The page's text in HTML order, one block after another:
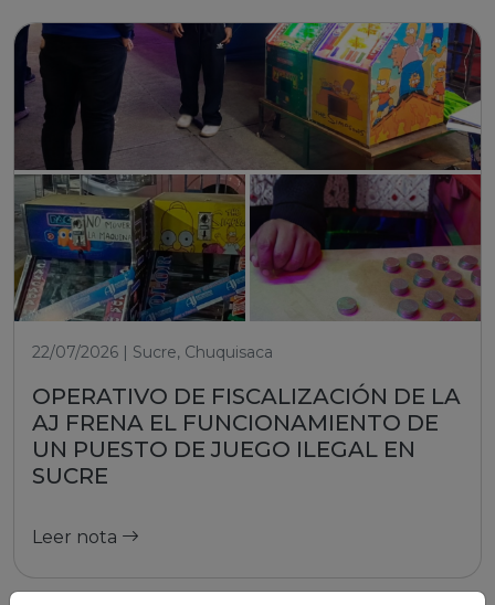
22/07/2026 | Sucre, Chuquisaca
OPERATIVO DE FISCALIZACIÓN DE LA
AJ FRENA EL FUNCIONAMIENTO DE
UN PUESTO DE JUEGO ILEGAL EN
SUCRE
Leer nota